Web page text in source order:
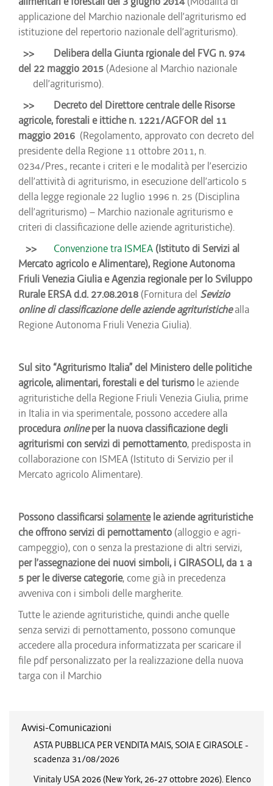
applicazione del Marchio nazionale dell’agriturismo ed
istituzione del repertorio nazionale dell’agriturismo).
>>
Delibera della Giunta rgionale del FVG n. 974
del 22 maggio 2015 (Adesione al Marchio nazionale
dell’agriturismo).
>>
Decreto del Direttore centrale delle Risorse
agricole, forestali e ittiche n. 1221/AGFOR del 11
maggio 2016 (Regolamento, approvato con decreto del
presidente della Regione 11 ottobre 2011, n.
0234/Pres., recante i criteri e le modalità per l’esercizio
dell’attività di agriturismo, in esecuzione dell’articolo 5
della legge regionale 22 luglio 1996 n. 25 (Disciplina
dell’agriturismo) – Marchio nazionale agriturismo e
criteri di classificazione delle aziende agrituristiche).
>>
Convenzione tra ISMEA (Istituto di Servizi al
Mercato agricolo e Alimentare), Regione Autonoma
Friuli Venezia Giulia e Agenzia regionale per lo Sviluppo
Rurale ERSA d.d. 27.08.2018 (Fornitura del Sevizio
online di classificazione delle aziende agrituristichealla
Regione Autonoma Friuli Venezia Giulia).
Sul sito “Agriturismo Italia” del Ministero delle politiche
agricole, alimentari, forestali e del turismo le aziende
agrituristiche della Regione Friuli Venezia Giulia, prime
in Italia in via sperimentale, possono accedere alla
procedura onlineper la nuova classificazione degli
agriturismi con servizi di pernottamento, predisposta in
collaborazione con ISMEA (Istituto di Servizio per il
Mercato agricolo Alimentare).
Possono classificarsi solamentele aziende agrituristiche
che offrono servizi di pernottamento (alloggio e agri-
campeggio), con o senza la prestazione di altri servizi,
per l’assegnazione dei nuovi simboli, i GIRASOLI, da 1 a
5 per le diverse categorie, come già in precedenza
avveniva con i simboli delle margherite.
Tutte le aziende agrituristiche, quindi anche quelle
senza servizi di pernottamento, possono comunque
accedere alla procedura informatizzata per scaricare il
file pdf personalizzato per la realizzazione della nuova
targa con il Marchio
Avvisi-Comunicazioni
ASTA PUBBLICA PER VENDITA MAIS, SOIA E GIRASOLE -
scadenza 31/08/2026
Vinitaly USA 2026 (New York, 26-27 ottobre 2026). Elenco